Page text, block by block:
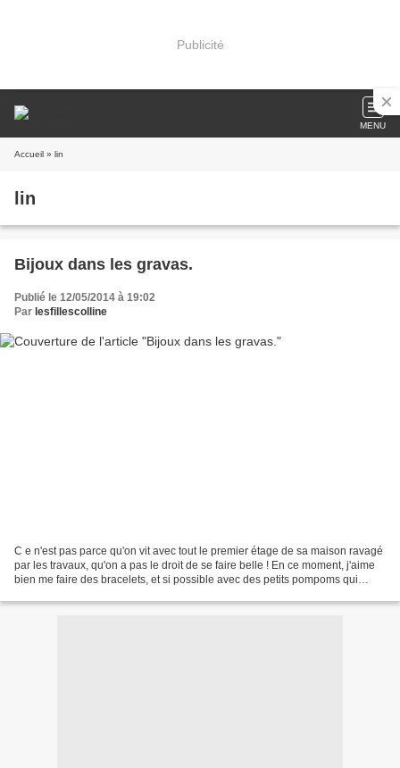
Publicité
MENU
Accueil » lin
lin
Bijoux dans les gravas.
Publié le 12/05/2014 à 19:02
Par lesfillescolline
C e n'est pas parce qu'on vit avec tout le premier étage de sa maison ravagé
par les travaux, qu'on a pas le droit de se faire belle ! En ce moment, j'aime
bien me faire des bracelets, et si possible avec des petits pompoms qui